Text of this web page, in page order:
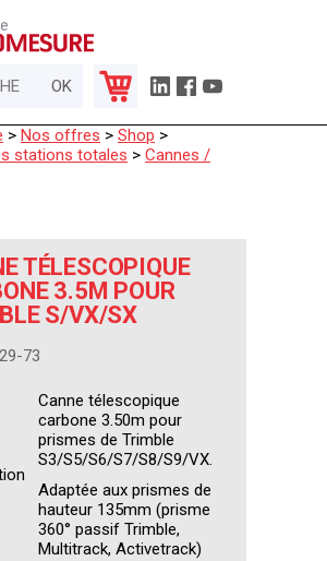
> Nos offres > Shop >
stations totales > Cannes /
TÉLESCOPIQUE
3.5M POUR
S/VX/SX
73
Canne télescopique
carbone 3.50m pour
prismes de Trimble
S3/S5/S6/S7/S8/S9/VX.
Adaptée aux prismes de
hauteur 135mm (prisme
360° passif Trimble,
Multitrack, Activetrack)
cookies